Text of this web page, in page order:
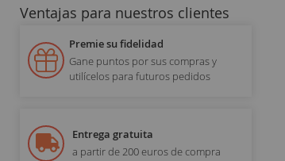
Ventajas para nuestros clientes
Premie su fidelidad
Gane puntos por sus compras y
utilícelos para futuros pedidos
Entrega gratuita
a partir de 200 euros de compra